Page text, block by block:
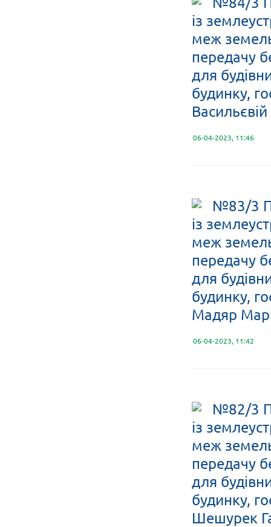
із
меж
передачу
для
будинку,
Васильєвій
06-04-2023, 11:46
№83/3
із
меж
передачу
для
будинку,
Мадяр
06-04-2023, 11:42
№82/3
із
меж
передачу
для
будинку,
Шешурек